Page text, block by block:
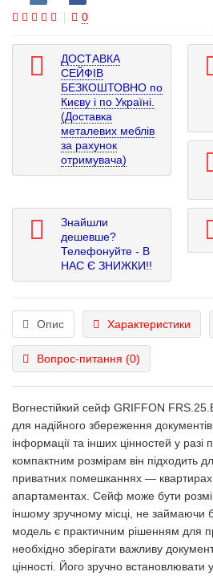
0
ДОСТАВКА
СЕЙФІВ
БЕЗКОШТОВНО по
Києву і по Україні.
(Доставка
металевих меблів
за рахунок
отримувача)
Знайшли
дешевше?
Телефонуйте - В
НАС Є ЗНИЖКИ!!
Опис Характеристики
Вопрос-питання (0)
Вогнестійкий сейф GRIFFON
для надійного збереження документів,
інформації та інших цінностей у разі
компактним розмірам він підходить
приватних помешканнях —
апартаментах. Сейф може бути
іншому зручному місці, не займаючи
модель є практичним рішенням для
необхідно зберігати важливу
цінності. Його зручно встановлювати